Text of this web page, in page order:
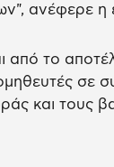
ανέφερε η
από το
σε
και τους